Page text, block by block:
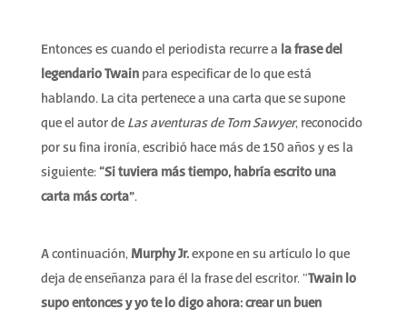
Entonces es cuando el periodista recurre a la frase del
legendario Twainpara especificar de lo que está
hablando. La cita pertenece a una carta que se supone
que el autor de Las aventuras de Tom Sawyer, reconocido
por su fina ironía, escribió hace más de 150 años y es la
siguiente:“Si tuviera más tiempo, habría escrito una
carta más corta”.
A continuación,Murphy Jr.expone en su artículo lo que
deja de enseñanza para él la frase del escritor. “Twain lo
supo entonces y yo te lo digo ahora: crear un buen